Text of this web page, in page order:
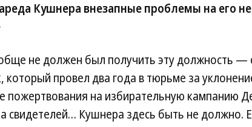
Кушнера внезапные проблемы на его
не должен был получить эту должность —
который провел два года в тюрьме за
пожертвования на избирательную кампанию
свидетелей… Кушнера здесь быть не должно.